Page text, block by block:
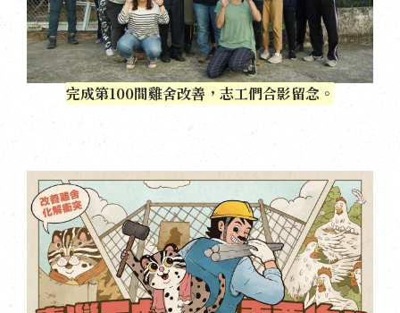
完成第100間雞舍改善，志工們合影留念。